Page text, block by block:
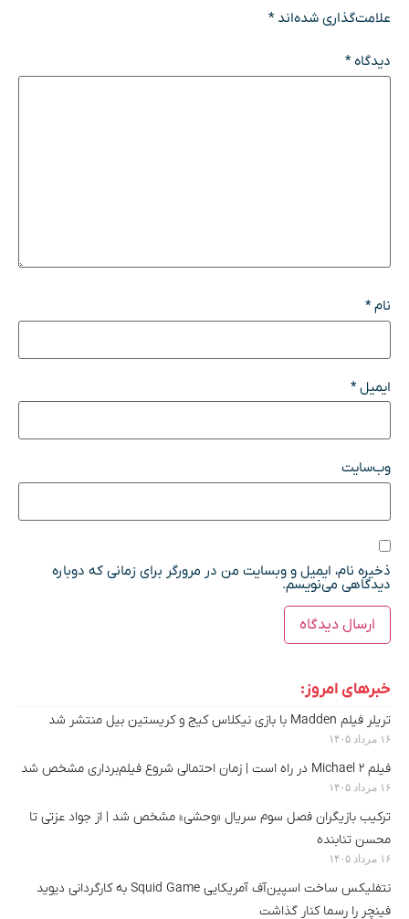
علامت‌گذاری شده‌اند*
دیدگاه*
نام*
ایمیل*
وب‌سایت
ذخیره نام، ایمیل و وبسایت من در مرورگر برای زمانی که دوباره
دیدگاهی می‌نویسم.
خبرهای امروز:
تریلر فیلم Madden با بازی نیکلاس کیج و کریستین بیل منتشر شد
۱۶ مرداد ۱۴۰۵
فیلم Michael 2 در راه است | زمان احتمالی شروع فیلم‌برداری مشخص شد
۱۶ مرداد ۱۴۰۵
ترکیب بازیگران فصل سوم سریال «وحشی» مشخص شد | از جواد عزتی تا
محسن تنابنده
۱۶ مرداد ۱۴۰۵
نتفلیکس ساخت اسپین‌آف آمریکایی Squid Game به کارگردانی دیوید
فینچر را رسما کنار گذاشت